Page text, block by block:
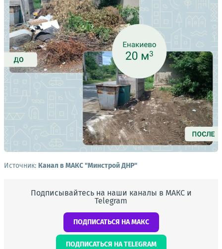
Источник: Канал в МАКС "Минстрой ДНР"
Подписывайтесь на наши каналы в МАКС и
Telegram
ПОДПИСАТЬСЯ НА МАКС
ПОДПИСАТЬСЯ НА TELEGRAM